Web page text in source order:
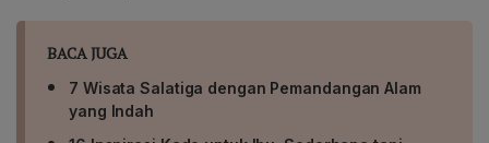
BACA JUGA
7 Wisata Salatiga dengan Pemandangan Alam
yang Indah